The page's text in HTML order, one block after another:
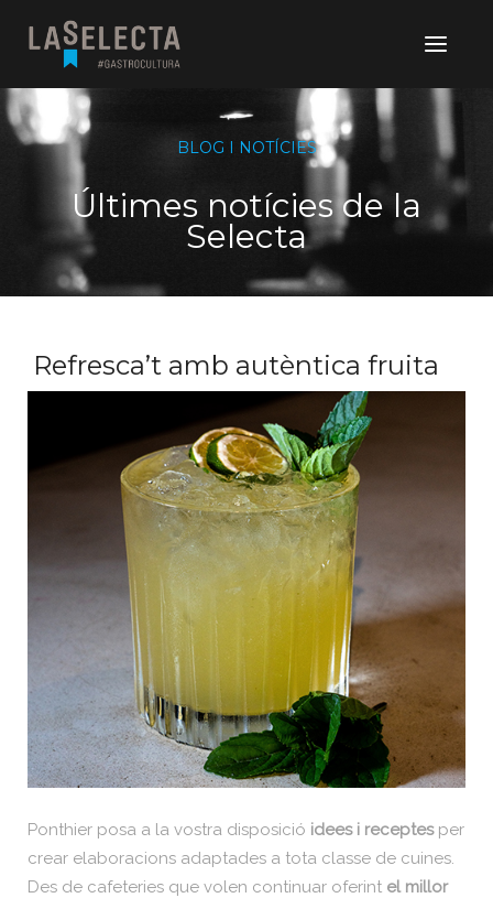
BLOG I NOTÍCIES
Últimes notícies de la
Selecta
Refresca’t amb autèntica fruita
Ponthier posa a la vostra disposició idees i receptesper
crear elaboracions adaptades a tota classe de cuines.
Des de cafeteries que volen continuar oferint el millor